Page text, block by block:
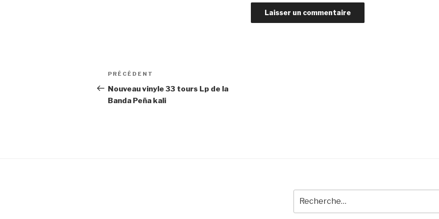
Navigation
de
l’article
Article
précédent
PRÉCÉDENT
Nouveau vinyle 33 tours Lp de la
Banda Peña kali
pour